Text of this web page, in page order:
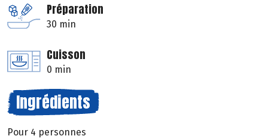
Préparation
30 min
Cuisson
0 min
Ingrédients
Pour 4 personnes